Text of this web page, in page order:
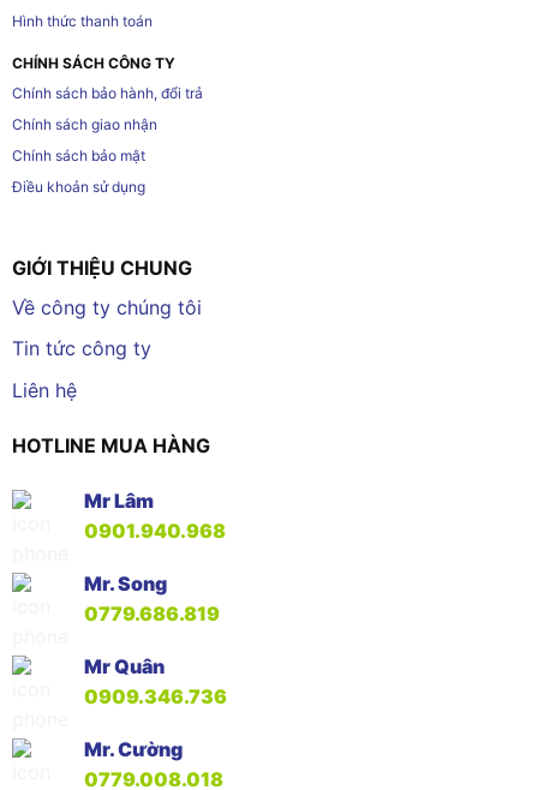
Hình thức thanh toán
CHÍNH SÁCH CÔNG TY
Chính sách bảo hành, đổi trả
Chính sách giao nhận
Chính sách bảo mật
Điều khoản sử dụng
GIỚI THIỆU CHUNG
Về công ty chúng tôi
Tin tức công ty
Liên hệ
HOTLINE MUA HÀNG
Mr Lâm
0901.940.968
Mr. Song
0779.686.819
Mr Quân
0909.346.736
Mr. Cường
0779.008.018